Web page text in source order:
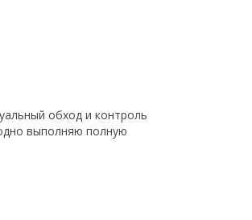
обход и контроль
выполняю полную